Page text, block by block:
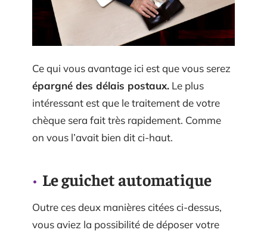
Ce qui vous avantage ici est que vous serez
épargné des délais postaux. Le plus
intéressant est que le traitement de votre
chèque sera fait très rapidement. Comme
on vous l’avait bien dit ci-haut.
Le guichet automatique
Outre ces deux manières citées ci-dessus,
vous aviez la possibilité de déposer votre